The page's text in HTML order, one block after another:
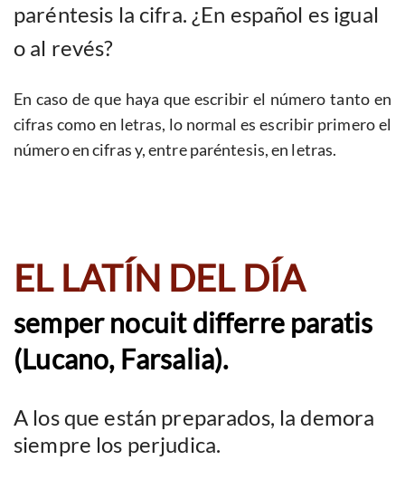
paréntesis la cifra. ¿En español es igual
o al revés?
En caso de que haya que escribir el número tanto en
cifras como en letras, lo normal es escribir primero el
número en cifras y, entre paréntesis, en letras.
EL LATÍN DEL DÍA
semper nocuit differre paratis
(Lucano, Farsalia).
A los que están preparados, la demora
siempre los perjudica.